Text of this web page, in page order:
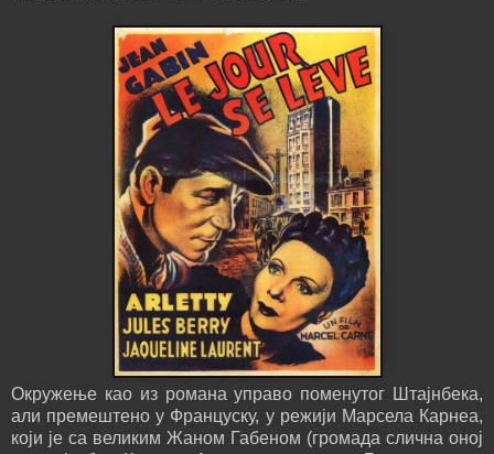
Окружење као из романа управо поменутог Штајнбека,
али премештено у Француску, у режији Марсела Карнеа,
који је са великим Жаном Габеном (громада слична оној